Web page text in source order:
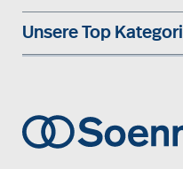
Unsere Top